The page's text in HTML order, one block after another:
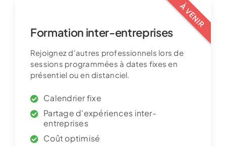
À VENIR
Formation inter-entreprises
Rejoignez d'autres professionnels lors de
sessions programmées à dates fixes en
présentiel ou en distanciel.
Calendrier fixe
Partage d'expériences inter-
entreprises
Coût optimisé